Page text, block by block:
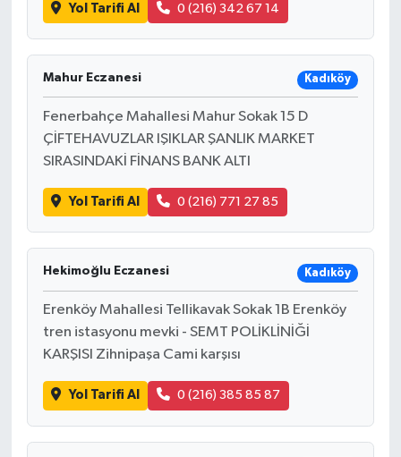
Yol Tarifi Al 0 (216) 342 67 14
Mahur Eczanesi Kadıköy
Fenerbahçe Mahallesi Mahur Sokak 15 D
ÇİFTEHAVUZLAR IŞIKLAR ŞANLIK MARKET
SIRASINDAKİ FİNANS BANK ALTI
Yol Tarifi Al 0 (216) 771 27 85
Hekimoğlu Eczanesi Kadıköy
Erenköy Mahallesi Tellikavak Sokak 1B Erenköy
tren istasyonu mevki - SEMT POLİKLİNİĞİ
KARŞISI Zihnipaşa Cami karşısı
Yol Tarifi Al 0 (216) 385 85 87